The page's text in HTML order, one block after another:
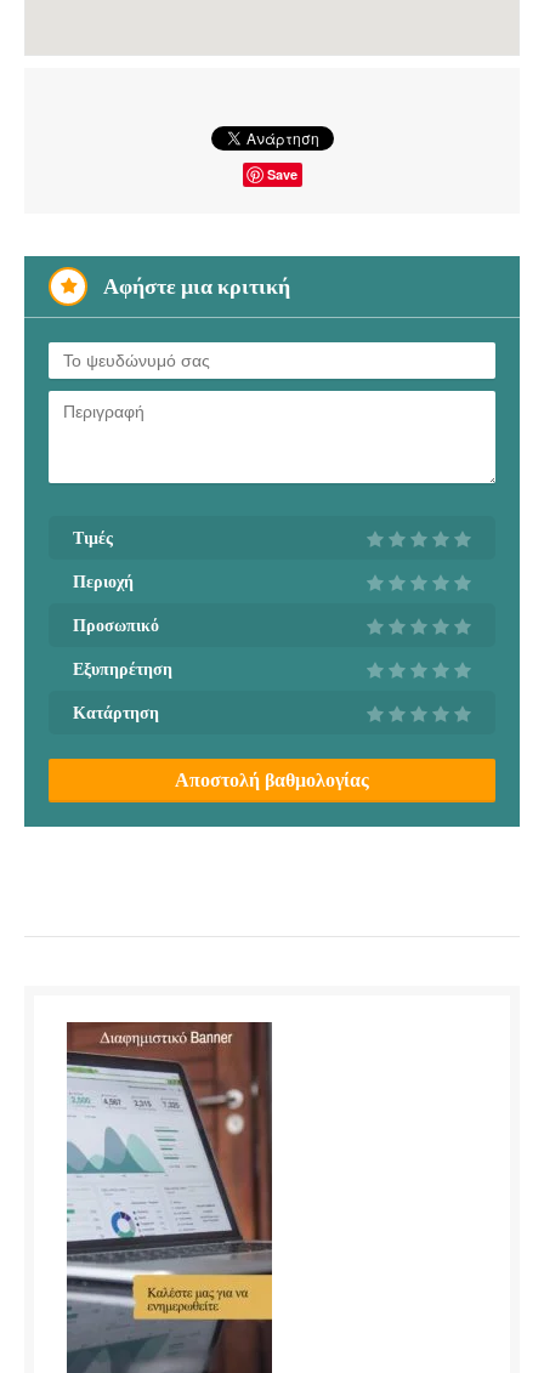
Save
Αφήστε μια κριτική
Τιμές
Περιοχή
Προσωπικό
Εξυπηρέτηση
Κατάρτηση
Αποστολή βαθμολογίας